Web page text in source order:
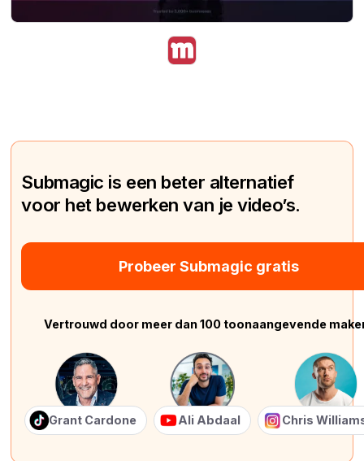
Submagic is een beter alternatief
voor het bewerken van je video’s.
Probeer Submagic gratis
Vertrouwd door meer dan 100 toonaangevende
Grant Cardone Ali Abdaal Chris